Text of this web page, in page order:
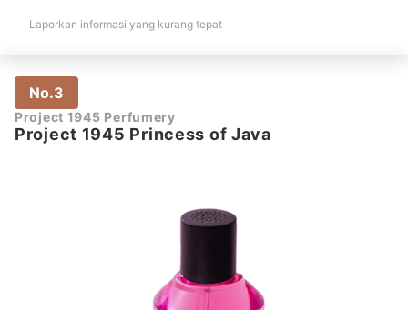
Laporkan informasi yang kurang tepat
No.3
Project 1945 Perfumery
Project 1945 Princess of Java